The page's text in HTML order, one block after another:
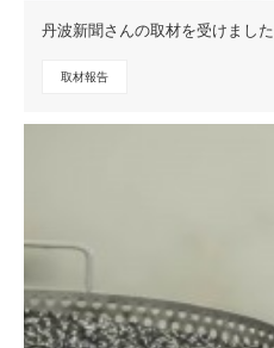
丹波新聞さんの取材を受けました
取材報告